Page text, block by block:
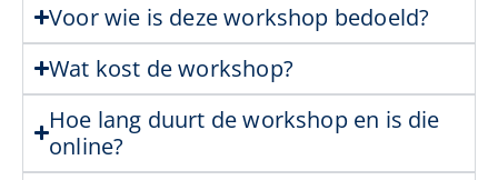
Voor wie is deze workshop bedoeld?
Wat kost de workshop?
Hoe lang duurt de workshop en is die
online?